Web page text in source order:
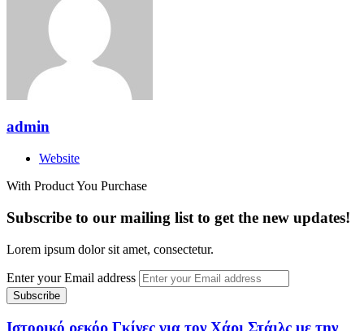
admin
Website
With Product You Purchase
Subscribe to our mailing list to get the new updates!
Lorem ipsum dolor sit amet, consectetur.
Enter your Email address
Ιστορικό ρεκόρ Γκίνες για τον Χάρι Στάιλς με την